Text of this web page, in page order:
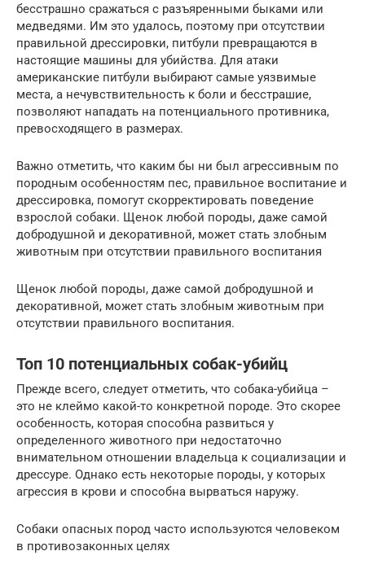
бесстрашно сражаться с разъяренными быками или
медведями. Им это удалось, поэтому при отсутствии
правильной дрессировки, питбули превращаются в
настоящие машины для убийства. Для атаки
американские питбули выбирают самые уязвимые
места, а нечувствительность к боли и бесстрашие,
позволяют нападать на потенциального противника,
превосходящего в размерах.
Важно отметить, что каким бы ни был агрессивным по
породным особенностям пес, правильное воспитание и
дрессировка, помогут скорректировать поведение
взрослой собаки. Щенок любой породы, даже самой
добродушной и декоративной, может стать злобным
животным при отсутствии правильного воспитания
Щенок любой породы, даже самой добродушной и
декоративной, может стать злобным животным при
отсутствии правильного воспитания.
Топ 10 потенциальных собак-убийц
Прежде всего, следует отметить, что собака-убийца –
это не клеймо какой-то конкретной породе. Это скорее
особенность, которая способна развиться у
определенного животного при недостаточно
внимательном отношении владельца к социализации и
дрессуре. Однако есть некоторые породы, у которых
агрессия в крови и способна вырваться наружу.
Собаки опасных пород часто используются человеком
в противозаконных целях